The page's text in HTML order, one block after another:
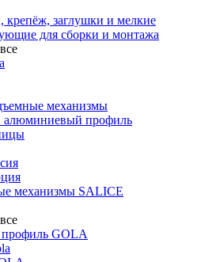
заглушки и мелкие
для сборки и монтажа
механизмы
алюминиевый профиль
механизмы SALICE
GOLA